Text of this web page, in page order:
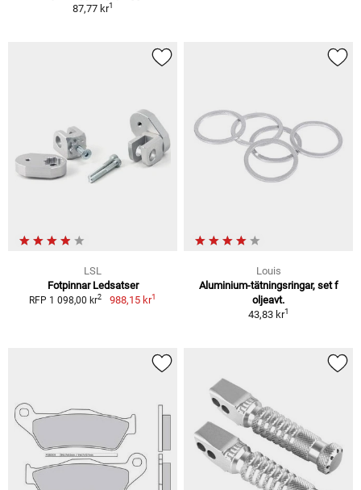
87,77 kr1
LSL
Fotpinnar Ledsatser
RFP 1 098,00 kr2 988,15 kr1
Louis
Aluminium-tätningsringar, set f
oljeavt.
43,83 kr1